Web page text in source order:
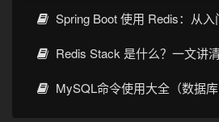
Spring Boot 使用 Redis：从入门配置
Redis Stack 是什么？一文讲清它和原生 Redis
MySQL命令使用大全（数据库常用